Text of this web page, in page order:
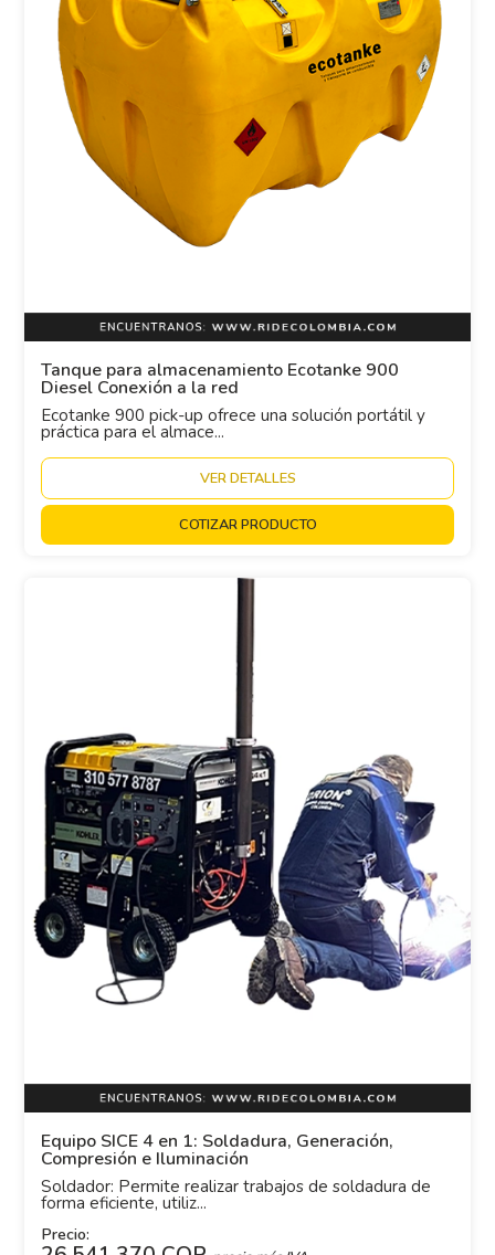
Tanque para almacenamiento Ecotanke 900
Diesel Conexión a la red
Ecotanke 900 pick-up ofrece una solución portátil y
práctica para el almace...
VER DETALLES
COTIZAR PRODUCTO
Equipo SICE 4 en 1: Soldadura, Generación,
Compresión e Iluminación
Soldador: Permite realizar trabajos de soldadura de
forma eficiente, utiliz...
Precio: